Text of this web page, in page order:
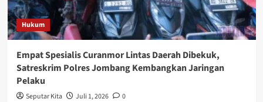
Hukum
Empat Spesialis Curanmor Lintas Daerah Dibekuk,
Satreskrim Polres Jombang Kembangkan Jaringan
Pelaku
Seputar Kita Juli 1, 2026
0